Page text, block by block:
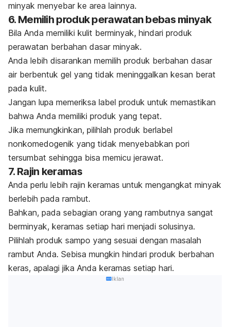
minyak menyebar ke area lainnya.
6. Memilih produk perawatan bebas minyak
Bila Anda memiliki kulit berminyak, hindari produk
perawatan berbahan dasar minyak.
Anda lebih disarankan memilih produk berbahan dasar
air berbentuk gel yang tidak meninggalkan kesan berat
pada kulit.
Jangan lupa memeriksa label produk untuk memastikan
bahwa Anda memiliki produk yang tepat.
Jika memungkinkan, pilihlah produk berlabel
nonkomedogenik yang tidak menyebabkan pori
tersumbat sehingga bisa memicu jerawat.
7. Rajin keramas
Anda perlu lebih rajin keramas untuk mengangkat minyak
berlebih pada rambut.
Bahkan, pada sebagian orang yang rambutnya sangat
berminyak, keramas setiap hari menjadi solusinya.
Pilihlah produk sampo yang sesuai dengan masalah
rambut Anda. Sebisa mungkin hindari produk berbahan
keras, apalagi jika Anda keramas setiap hari.
Iklan